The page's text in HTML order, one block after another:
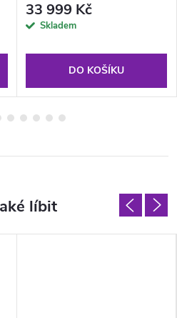
33 999 Kč
Skladem
DO KOŠÍKU